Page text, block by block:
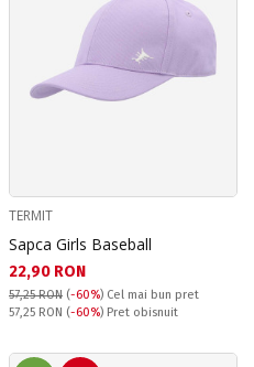
TERMIT
Sapca Girls Baseball
Текуща цена:
22,90 RON
57,25 RON (-60%) Cel mai bun pret
Pret obisnuit:
57,25 RON (-60%) Pret obisnuit